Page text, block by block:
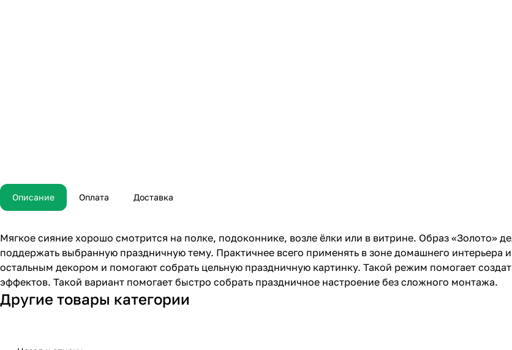
Описание Оплата Доставка
Мягкое сияние хорошо смотрится на полке, подоконнике, возле ёлки или в витрине. Образ «Золото»
поддержать выбранную праздничную тему. Практичнее всего применять в зоне домашнего интерьера
остальным декором и помогают собрать цельную праздничную картинку. Такой режим помогает
эффектов. Такой вариант помогает быстро собрать праздничное настроение без сложного монтажа.
Другие товары категории